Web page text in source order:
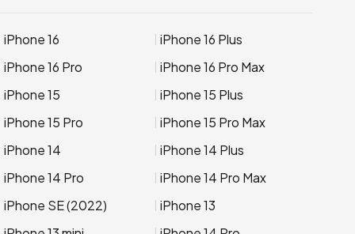
iPhone 16
iPhone 16 Plus
iPhone 16 Pro
iPhone 16 Pro Max
iPhone 15
iPhone 15 Plus
iPhone 15 Pro
iPhone 15 Pro Max
iPhone 14
iPhone 14 Plus
iPhone 14 Pro
iPhone 14 Pro Max
iPhone SE (2022)
iPhone 13